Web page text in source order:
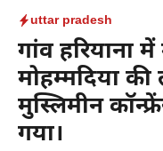
uttar pradesh
गांव हरियाना
मोहम्मदिया
मुस्लिमीन
गया।